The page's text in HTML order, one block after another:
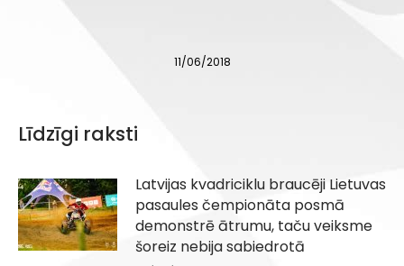
11/06/2018
Līdzīgi raksti
Latvijas kvadriciklu braucēji Lietuvas
pasaules čempionāta posmā
demonstrē ātrumu, taču veiksme
šoreiz nebija sabiedrotā